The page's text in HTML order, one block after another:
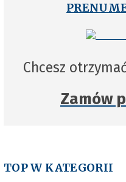
Chcesz
Zamów
TOP W KATEGORII